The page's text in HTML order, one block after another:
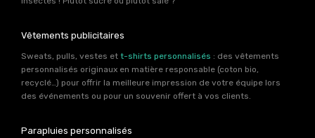
Vêtements publicitaires
Sweats, pulls, vestes et t-shirts personnalisés : des vêtements
personnalisés originaux en matière responsable (coton bio,
recyclé…) pour offrir la meilleure impression de votre équipe lors
des événements ou pour un souvenir offert à vos clients.
Parapluies personnalisés